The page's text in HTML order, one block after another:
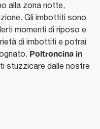
alla zona notte,
Gli imbottiti sono
momenti di riposo e
di imbottiti e potrai
Poltroncina in
stuzzicare dalle nostre